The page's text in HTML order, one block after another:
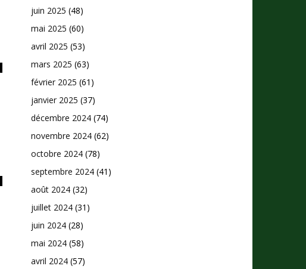
juin 2025 (48)
mai 2025 (60)
avril 2025 (53)
mars 2025 (63)
février 2025 (61)
janvier 2025 (37)
décembre 2024 (74)
novembre 2024 (62)
octobre 2024 (78)
septembre 2024 (41)
août 2024 (32)
juillet 2024 (31)
juin 2024 (28)
mai 2024 (58)
avril 2024 (57)